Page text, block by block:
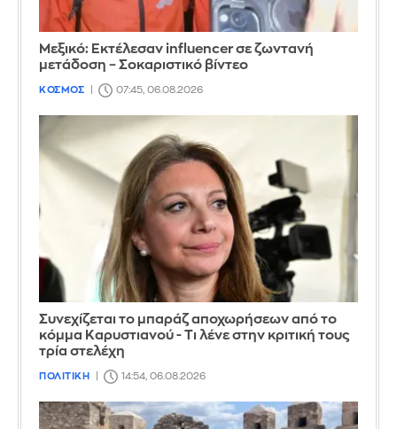
Μεξικό: Εκτέλεσαν influencer σε ζωντανή
μετάδοση – Σοκαριστικό βίντεο
ΚΟΣΜΟΣ 07:45, 06.08.2026
Συνεχίζεται το μπαράζ αποχωρήσεων από το
κόμμα Καρυστιανού - Τι λένε στην κριτική τους
τρία στελέχη
ΠΟΛΙΤΙΚΗ 14:54, 06.08.2026